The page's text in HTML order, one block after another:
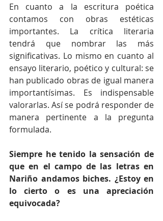
En cuanto a la escritura poética
contamos con obras estéticas
importantes. La crítica literaria
tendrá que nombrar las más
significativas. Lo mismo en cuanto al
ensayo literario, poético y cultural: se
han publicado obras de igual manera
importantísimas. Es indispensable
valorarlas. Así se podrá responder de
manera pertinente a la pregunta
formulada.
Siempre he tenido la sensación de
que en el campo de las letras en
Nariño andamos biches. ¿Estoy en
lo cierto o es una apreciación
equivocada?